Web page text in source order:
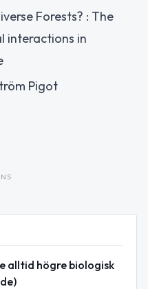
Forests? : The
interactions in
Pigot
alltid högre biologisk